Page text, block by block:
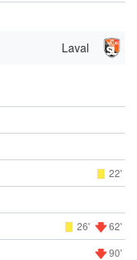
Laval
22'
26' 62'
90'